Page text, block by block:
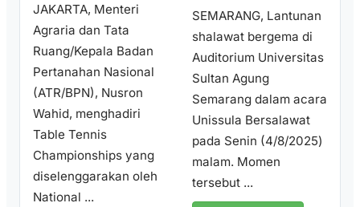
JAKARTA, Menteri
Agraria dan Tata
Ruang/Kepala Badan
Pertanahan Nasional
(ATR/BPN), Nusron
Wahid, menghadiri
Table Tennis
Championships yang
diselenggarakan oleh
National ...
SEMARANG, Lantunan
shalawat bergema di
Auditorium Universitas
Sultan Agung
Semarang dalam acara
Unissula Bersalawat
pada Senin (4/8/2025)
malam. Momen
tersebut ...